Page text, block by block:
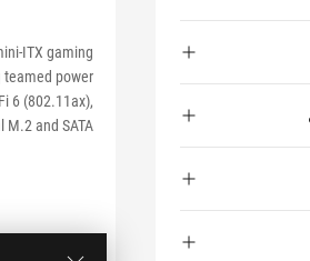
ITX gaming
teamed power
6 (802.11ax),
and SATA.